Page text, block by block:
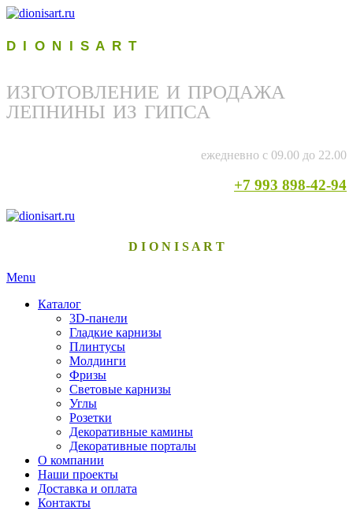
D I O N I S A R T
ИЗГОТОВЛЕНИЕ И ПРОДАЖА
ЛЕПНИНЫ ИЗ ГИПСА
ежедневно с 09.00 до 22.00
+7 993 898-42-94
D I O N I S A R T
Menu
Каталог
3D-панели
Гладкие карнизы
Плинтусы
Молдинги
Фризы
Световые карнизы
Углы
Розетки
Декоративные камины
Декоративные порталы
О компании
Наши проекты
Доставка и оплата
Контакты